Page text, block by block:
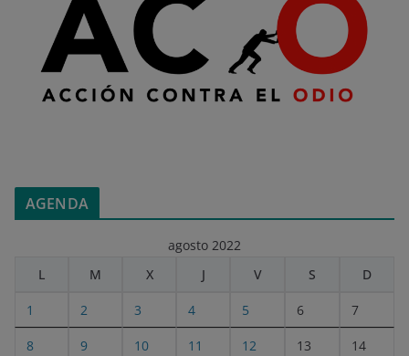
AGENDA
agosto 2022
L
M X J V S D
1 2 3 4 5 6 7
8 9 10 11 12 13 14